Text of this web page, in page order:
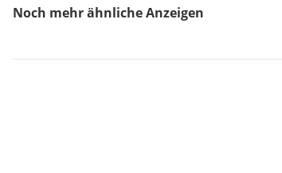
Noch mehr ähnliche Anzeigen